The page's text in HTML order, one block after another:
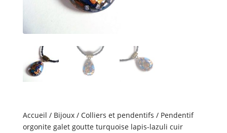
Accueil / Bijoux/ Colliers et pendentifs / Pendentif
orgonite galet goutte turquoise lapis-lazuli cuir